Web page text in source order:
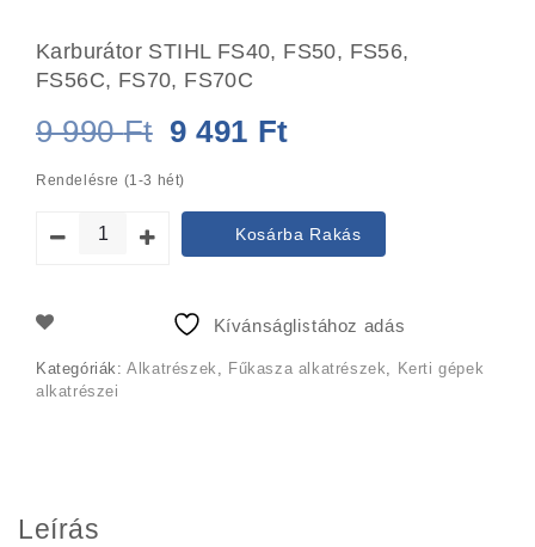
Karburátor STIHL FS40, FS50, FS56,
FS56C, FS70, FS70C
9 990Ft Original
price
was:
990 Ft.
9 491 Ft
is:
9
Rendelésre (1-3 hét)
Kosárba Rakás
Kívánságlistához adás
Kategóriák:Alkatrészek , Fűkasza alkatrészek, Kerti gépek
alkatrészei
Leírás